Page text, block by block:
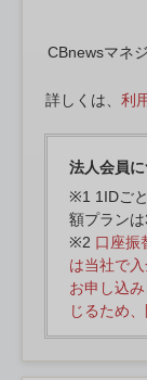
CBnewsマネ
詳しくは、 利
法人会員
※1 1IDご
額プラン
※2 口座振
は当社で
お申し込
じるため